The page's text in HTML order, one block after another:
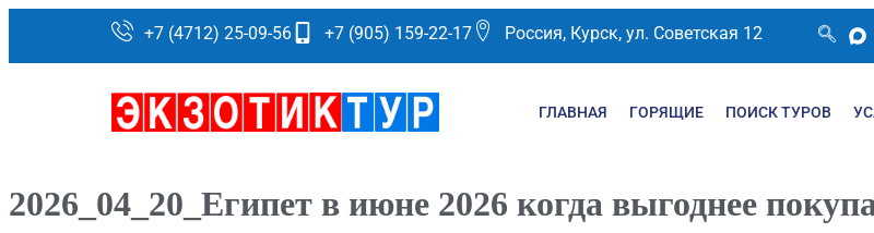
+7 (4712) 25-09-56 +7 (905) 159-22-17 Россия, Курск, ул. Советская 12
ГЛАВНАЯ ГОРЯЩИЕ ПОИСК ТУРОВ
2026_04_20_Египет в июне 2026 когда выгоднее